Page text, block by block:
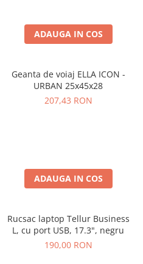
ADAUGA IN COS
Geanta de voiaj ELLA ICON -
URBAN 25x45x28
207,43 RON
ADAUGA IN COS
Rucsac laptop Tellur Business
L, cu port USB, 17.3", negru
190,00 RON